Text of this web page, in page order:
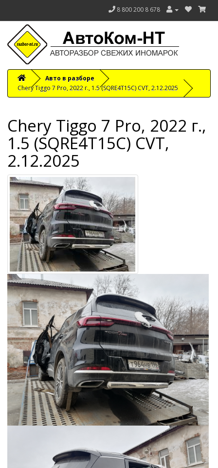
8 800 200 8 678
Авто в разборе
Chery Tiggo 7 Pro, 2022 г., 1.5 (SQRE4T15C) CVT, 2.12.2025
Chery Tiggo 7 Pro, 2022 г.,
1.5 (SQRE4T15C) CVT,
2.12.2025